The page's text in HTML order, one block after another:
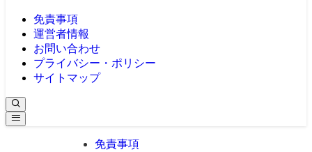
免責事項
運営者情報
お問い合わせ
プライバシー・ポリシー
サイトマップ
免責事項